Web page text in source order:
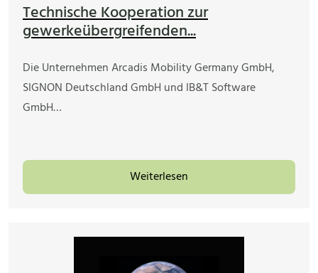
Technische Kooperation zur
gewerkeübergreifenden...
Die Unternehmen Arcadis Mobility Germany GmbH,
SIGNON Deutschland GmbH und IB&T Software
GmbH…
Weiterlesen